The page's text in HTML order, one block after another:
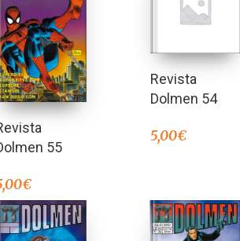
55
€
Revista
Dolmen 54
5,00€